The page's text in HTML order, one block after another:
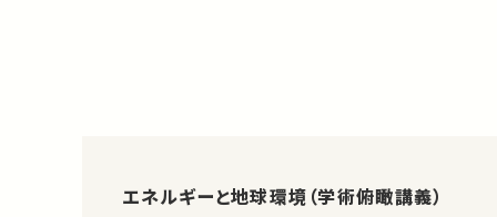
エネルギーと地球環境（学術俯瞰講義）